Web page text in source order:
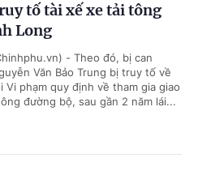
tố tài xế xe tải tông
Long
- Theo đó, bị can
Văn Bảo Trung bị truy tố về
Vi phạm quy định về tham gia giao
đường bộ, sau gần 2 năm lái...